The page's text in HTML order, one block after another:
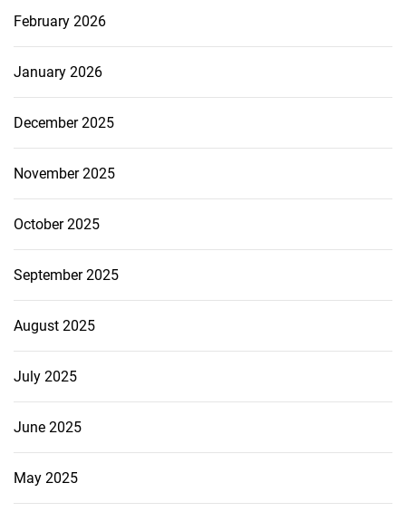
February 2026
January 2026
December 2025
November 2025
October 2025
September 2025
August 2025
July 2025
June 2025
May 2025